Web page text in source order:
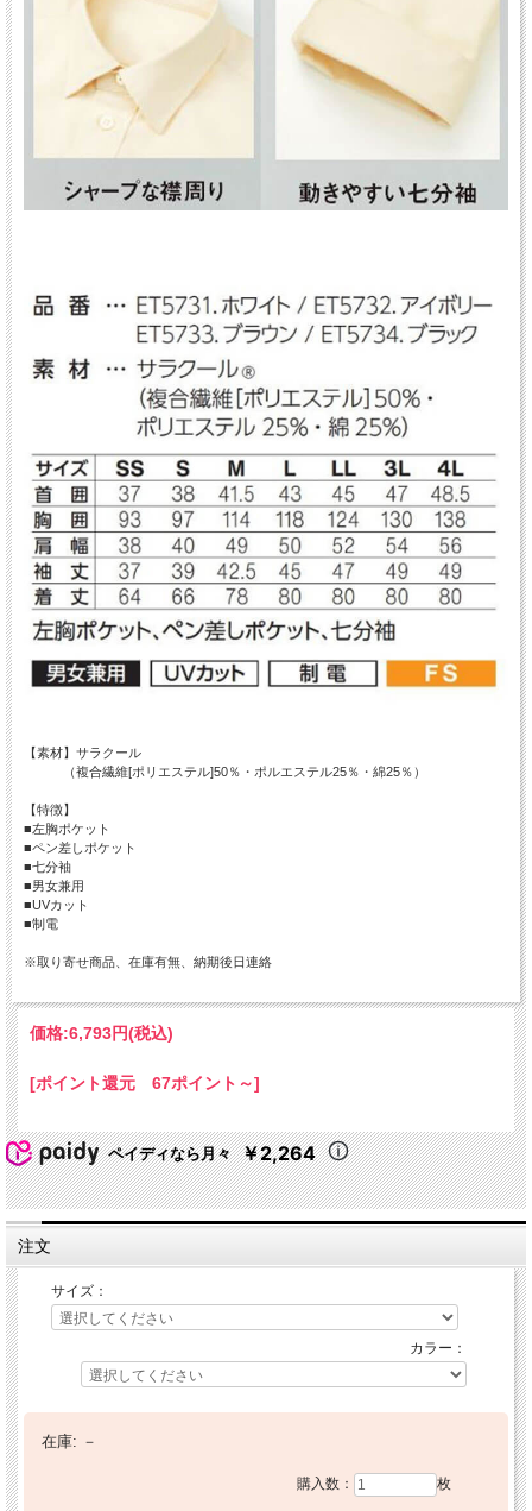
【素材】サラクール
（複合繊維[ポリエステル]50％・ポルエステル25％・綿25％）
【特徴】
■左胸ポケット
■ペン差しポケット
■七分袖
■男女兼用
■UVカット
■制電
※取り寄せ商品、在庫有無、納期後日連絡
価格:6,793円(税込)
[ポイント還元 67ポイント～]
ペイディなら月々 ￥2,264
注文
サイズ：
カラー：
在庫: －
購入数： 枚